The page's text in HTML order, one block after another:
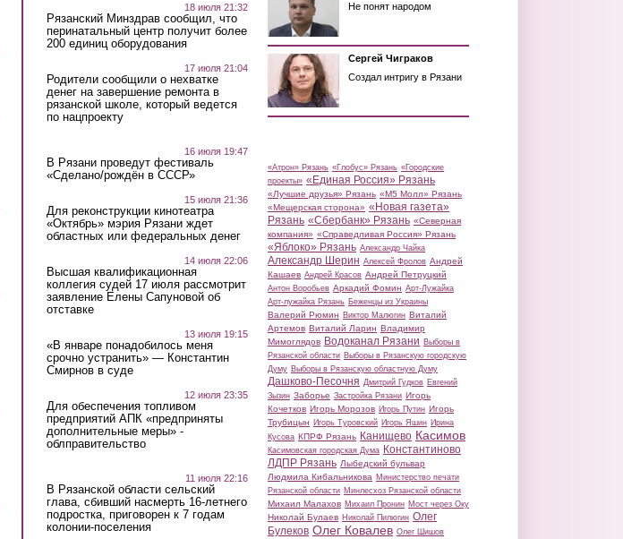
18 июля 21:32
Рязанский Минздрав сообщил, что
перинатальный центр получит более
200 единиц оборудования
17 июля 21:04
Родители сообщили о нехватке
денег на завершение ремонта в
рязанской школе, который ведется
по нацпроекту
16 июля 19:47
В Рязани проведут фестиваль
«Сделано/рождён в СССР»
15 июля 21:36
Для реконструкции кинотеатра
«Октябрь» мэрия Рязани ждет
областных или федеральных денег
14 июля 22:06
Высшая квалификационная
коллегия судей 17 июля рассмотрит
заявление Елены Сапуновой об
отставке
13 июля 19:15
«В январе понадобилось меня
срочно устранить» — Константин
Смирнов в суде
12 июля 23:35
Для обеспечения топливом
предприятий АПК «предприняты
дополнительные меры» -
облправительство
11 июля 22:16
В Рязанской области сельский
глава, сбивший насмерть 16-летнего
подростка, приговорен к 7 годам
колонии-поселения
Не понят народом
Сергей Чиграков
Создал интригу в Рязани
«Атрон» Рязань «Глобус» Рязань «Городские
проекты» «Единая Россия» Рязань
«Лучшие друзья» Рязань «М5 Молл» Рязань
«Мещерская сторона» «Новая газета»
Рязань «Сбербанк» Рязань «Северная
компания» «Справедливая Россия» Рязань
«Яблоко» Рязань Александр Чайка
Александр Шерин Алексей Фролов Андрей
Кашаев Андрей Красов Андрей Петруцкий
Антон Воробьев Аркадий Фомин Арт-Лужайка
Арт-лужайка Рязань Беженцы из Украины
Валерий Рюмин Виктор Малюгин Виталий
Артемов Виталий Ларин Владимир
Мимоглядов Водоканал Рязани Выборы в
Рязанской области Выборы в Рязанскую городскую
Думу Выборы в Рязанскую областную Думу
Дашково-Песочня Дмитрий Гудков Евгений
Зызин Заборье Застройка Рязани Игорь
Кочетков Игорь Морозов Игорь Путин Игорь
Трубицын Игорь Туровский Игорь Яшин Ирина
Кусова КПРФ Рязань Канищево Касимов
Касимовская городская Дума Константиново
ЛДПР Рязань Лыбедский бульвар
Людмила Кибальникова Министерство печати
Рязанской области Минлесхоз Рязанской области
Михаил Малахов Михаил Пронин Мост через Оку
Николай Булаев Николай Пилюгин Олег
Булеков Олег Ковалев Олег Шишов